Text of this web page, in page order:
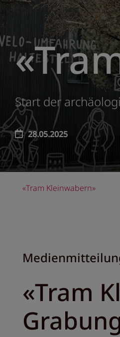
Start der
28.05.2025
«Tram Kleinwabern»
«Tram